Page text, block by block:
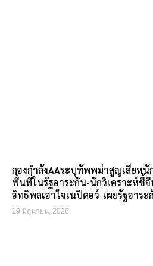
กองกำลังAAระบุทัพพม่าสูญเสียห
พื้นที่ในรัฐอาระกัน-นักวิเคราะห์ชี้
อิทธิพลเอาใจเนปิดอว์-เผยรัฐอาร
29 มิถุนายน, 2026